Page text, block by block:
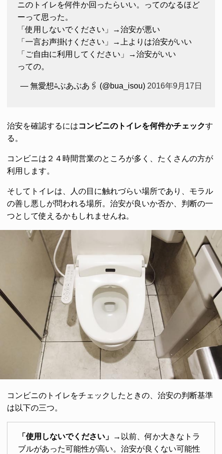
ニのトイレを何件か回ったらいい。ってのなるほど
ーって思った。
「使用しないでください」→治安が悪い
「一言お声掛けください」→上よりは治安がいい
「ご自由に利用してください」→治安がいい
っての。
— 無愛想⁂ぶあぶあ🖇 (@bua_isou) 2016年9月17日
治安を確認するにはコンビニのトイレを何件かチェックす
る。
コンビニは２４時間営業のところが多く、たくさんの方が
利用します。
そしてトイレは、人の目に触れづらい場所であり、モラル
の善し悪しが問われる場所。治安が良いか否か、判断の一
つとして使えるかもしれませんね。
コンビニのトイレをチェックしたときの、治安の判断基準
は以下の三つ。
「使用しないでください」
→以前、何か大きなトラ
ブルがあった可能性が高い。治安が良くない可能性